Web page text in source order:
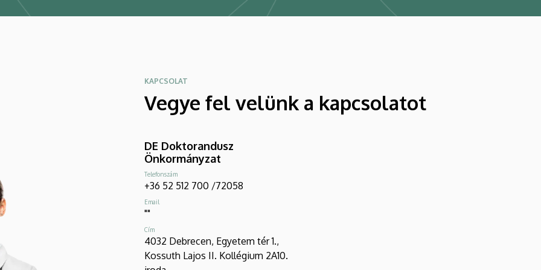
KAPCSOLAT
Vegye fel velünk a kapcsolatot
DE Doktorandusz
Önkormányzat
Telefonszám
+36 52 512 700 /72058
Email
""
Cím
4032 Debrecen, Egyetem tér 1.,
Kossuth Lajos II. Kollégium 2A10.